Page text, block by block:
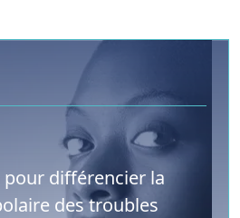
différencier la
des troubles